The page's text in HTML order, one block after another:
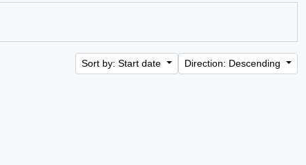
Sort by: Start date Direction: Descending